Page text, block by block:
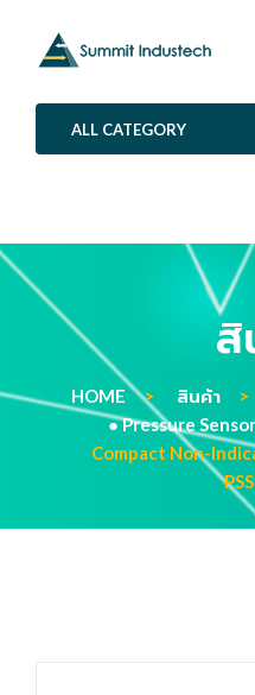
ALL CATEGORY
สิ
HOME สินค้า
● Pressure
Compact Non-